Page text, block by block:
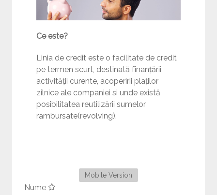
Ce este?
Linia de credit este o facilitate de credit
pe termen scurt, destinată finanțării
activității curente, acoperirii plaților
zilnice ale companiei si unde există
posibilitatea reutilizării sumelor
rambursate(revolving).
Mobile Version
Nume